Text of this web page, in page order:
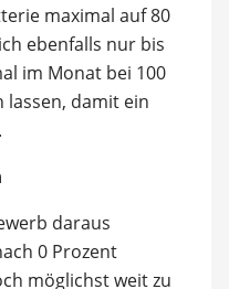
maximal auf 80
ebenfalls nur bis
im Monat bei 100
lassen, damit ein
daraus
0 Prozent
möglichst weit zu